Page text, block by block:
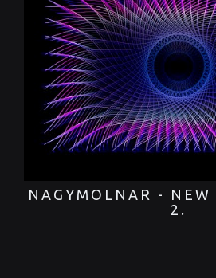
NAGYMOLNAR - NEW
2.